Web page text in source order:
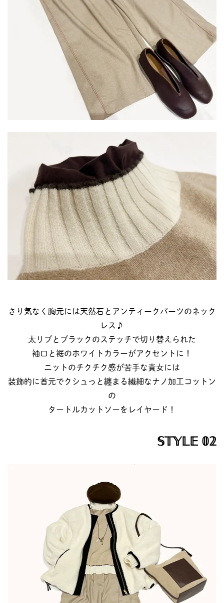
さり気なく胸元には天然石とアンティークパーツのネック
レス♪
太リブとブラックのステッチで切り替えられた
袖口と裾のホワイトカラーがアクセントに！
ニットのチクチク感が苦手な貴女には
装飾的に首元でクシュっと纏まる繊細なナノ加工コットン
の
タートルカットソーをレイヤード！
𝕊𝕋𝕐𝕃𝔼 𝟘𝟚